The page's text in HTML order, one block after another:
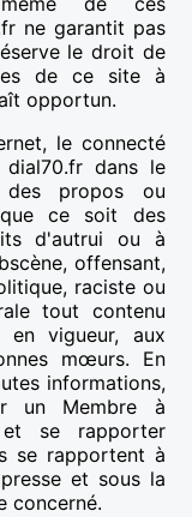
ne garantit pas
le droit de
de ce site à
opportun.
le connecté
dial70.fr dans le
propos ou
ce soit des
d'autrui ou à
offensant,
raciste ou
tout contenu
vigueur, aux
mœurs. En
informations,
un Membre à
se rapporter
se rapportent à
et sous la
concerné.